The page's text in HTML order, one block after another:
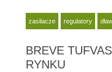
zasilacze regulatory
BREVE
RYNKU